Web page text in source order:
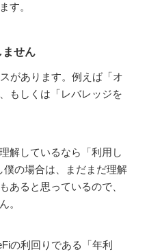
す。
ません
があります。例えば「オ
もしくは「レバレッジを
解しているなら「利用し
の場合は、まだまだ理解
あると思っているので、
。
の利回りである「年利